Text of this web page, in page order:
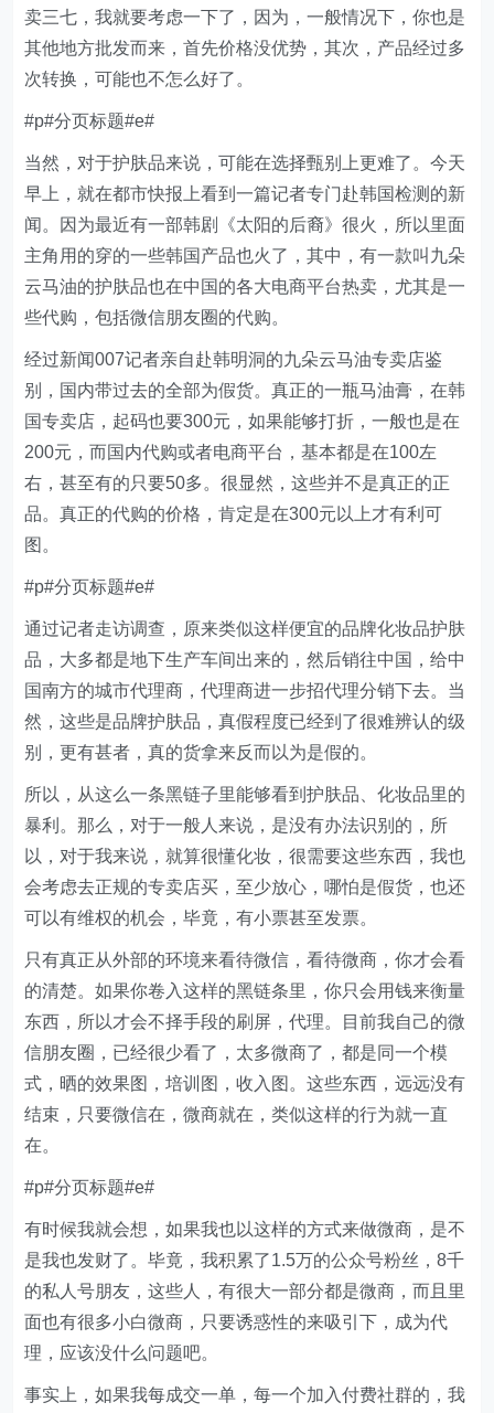
卖三七，我就要考虑一下了，因为，一般情况下，你也是
其他地方批发而来，首先价格没优势，其次，产品经过多
次转换，可能也不怎么好了。
#p#分页标题#e#
当然，对于护肤品来说，可能在选择甄别上更难了。今天
早上，就在都市快报上看到一篇记者专门赴韩国检测的新
闻。因为最近有一部韩剧《太阳的后裔》很火，所以里面
主角用的穿的一些韩国产品也火了，其中，有一款叫九朵
云马油的护肤品也在中国的各大电商平台热卖，尤其是一
些代购，包括微信朋友圈的代购。
经过新闻007记者亲自赴韩明洞的九朵云马油专卖店鉴
别，国内带过去的全部为假货。真正的一瓶马油膏，在韩
国专卖店，起码也要300元，如果能够打折，一般也是在
200元，而国内代购或者电商平台，基本都是在100左
右，甚至有的只要50多。很显然，这些并不是真正的正
品。真正的代购的价格，肯定是在300元以上才有利可
图。
#p#分页标题#e#
通过记者走访调查，原来类似这样便宜的品牌化妆品护肤
品，大多都是地下生产车间出来的，然后销往中国，给中
国南方的城市代理商，代理商进一步招代理分销下去。当
然，这些是品牌护肤品，真假程度已经到了很难辨认的级
别，更有甚者，真的货拿来反而以为是假的。
所以，从这么一条黑链子里能够看到护肤品、化妆品里的
暴利。那么，对于一般人来说，是没有办法识别的，所
以，对于我来说，就算很懂化妆，很需要这些东西，我也
会考虑去正规的专卖店买，至少放心，哪怕是假货，也还
可以有维权的机会，毕竟，有小票甚至发票。
只有真正从外部的环境来看待微信，看待微商，你才会看
的清楚。如果你卷入这样的黑链条里，你只会用钱来衡量
东西，所以才会不择手段的刷屏，代理。目前我自己的微
信朋友圈，已经很少看了，太多微商了，都是同一个模
式，晒的效果图，培训图，收入图。这些东西，远远没有
结束，只要微信在，微商就在，类似这样的行为就一直
在。
#p#分页标题#e#
有时候我就会想，如果我也以这样的方式来做微商，是不
是我也发财了。毕竟，我积累了1.5万的公众号粉丝，8千
的私人号朋友，这些人，有很大一部分都是微商，而且里
面也有很多小白微商，只要诱惑性的来吸引下，成为代
理，应该没什么问题吧。
事实上，如果我每成交一单，每一个加入付费社群的，我